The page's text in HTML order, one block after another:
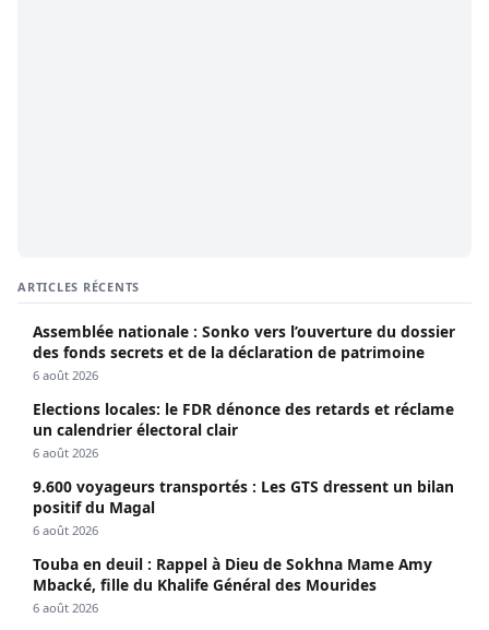
ARTICLES RÉCENTS
Assemblée nationale : Sonko vers l’ouverture du dossier
des fonds secrets et de la déclaration de patrimoine
6 août 2026
Elections locales: le FDR dénonce des retards et réclame
un calendrier électoral clair
6 août 2026
9.600 voyageurs transportés : Les GTS dressent un bilan
positif du Magal
6 août 2026
Touba en deuil : Rappel à Dieu de Sokhna Mame Amy
Mbacké, fille du Khalife Général des Mourides
6 août 2026